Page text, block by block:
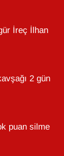
İreç İlhan
2 gün
puan silme